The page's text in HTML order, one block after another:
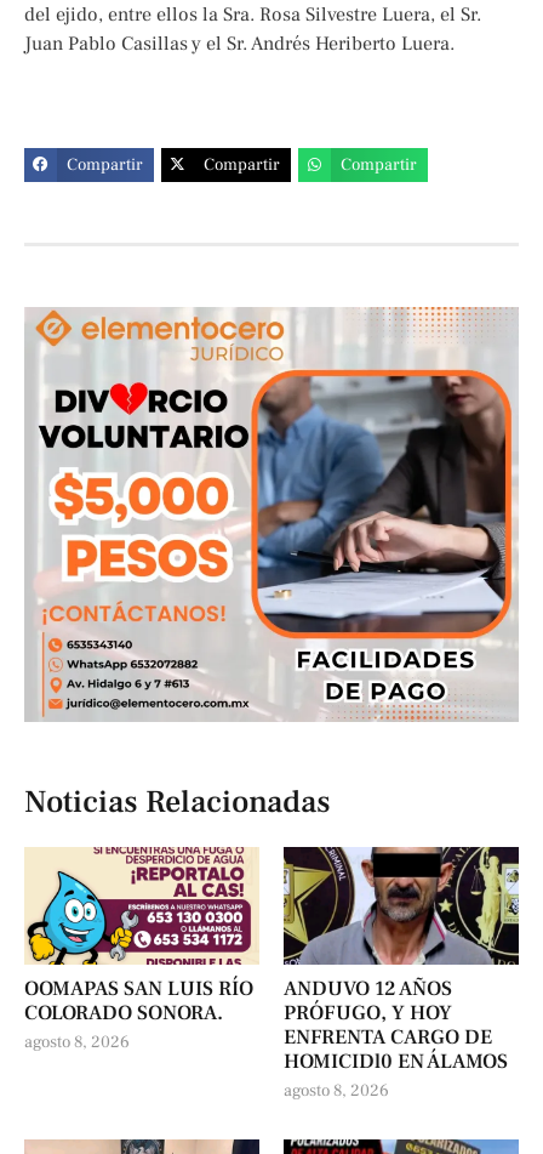
del ejido, entre ellos la Sra. Rosa Silvestre Luera, el Sr.
Juan Pablo Casillas y el Sr. Andrés Heriberto Luera.
Compartir Compartir Compartir
Noticias Relacionadas
OOMAPAS SAN LUIS RÍO
COLORADO SONORA.
agosto 8, 2026
ANDUVO 12 AÑOS
PRÓFUGO, Y HOY
ENFRENTA CARGO DE
HOMICIDl0 EN ÁLAMOS
agosto 8, 2026